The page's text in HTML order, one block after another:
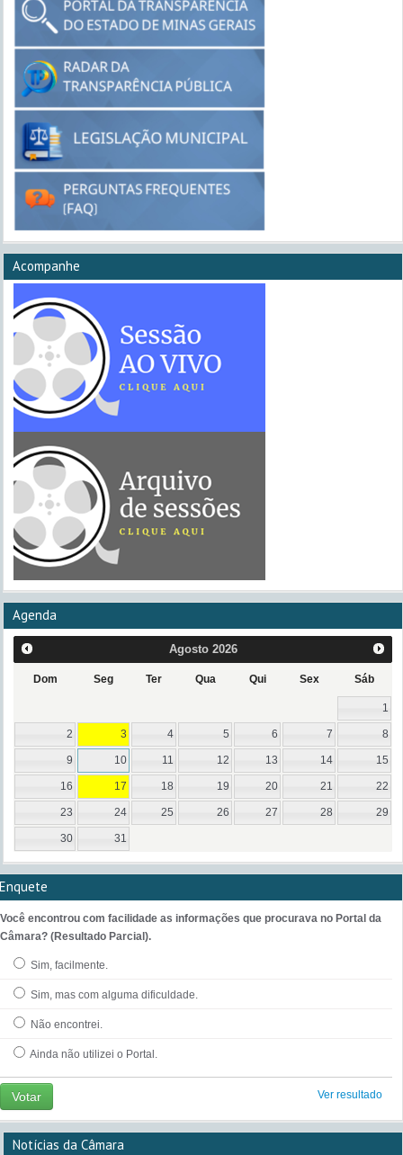
Acompanhe
Agenda
Agosto 2026
Dom Seg Ter Qua Qui Sex Sáb
1
2 3 4 5 6 7 8
9 10 11 12 13 14 15
16 17 18 19 20 21 22
23 24 25 26 27 28 29
30 31
Enquete
Você encontrou com facilidade as informações que procurava no Portal da
Câmara? (Resultado Parcial).
Sim, facilmente.
Sim, mas com alguma dificuldade.
Não encontrei.
Ainda não utilizei o Portal.
Votar Ver resultado
Notícias da Câmara